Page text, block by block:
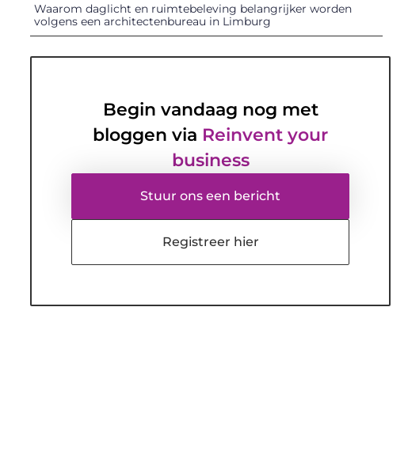
Waarom daglicht en ruimtebeleving belangrijker worden
volgens een architectenbureau in Limburg
Begin vandaag nog met
bloggen via Reinvent your
business
Stuur ons een bericht
Registreer hier